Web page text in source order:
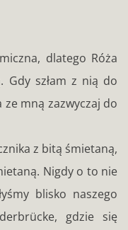
dlatego Róża
Gdy szłam z nią do
mną zazwyczaj do
z bitą śmietaną,
Nigdy o to nie
blisko naszego
gdzie się